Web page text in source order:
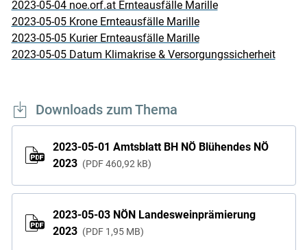
2023-05-04 noe.orf.at Ernteausfälle Marille
2023-05-05 Krone Ernteausfälle Marille
2023-05-05 Kurier Ernteausfälle Marille
2023-05-05 Datum Klimakrise & Versorgungssicherheit
Downloads zum Thema
2023-05-01 Amtsblatt BH NÖ Blühendes NÖ
2023
PDF 460,92 kB
2023-05-03 NÖN Landesweinprämierung
2023
PDF 1,95 MB